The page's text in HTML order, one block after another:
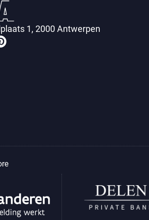
1, 2000 Antwerpen